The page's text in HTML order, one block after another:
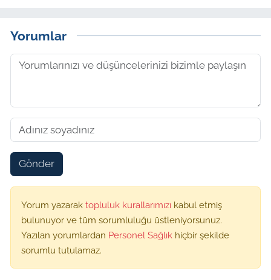
Yorumlar
Gönder
Yorum yazarak topluluk kurallarımızı kabul etmiş
bulunuyor ve tüm sorumluluğu üstleniyorsunuz.
Yazılan yorumlardan Personel Sağlık hiçbir şekilde
sorumlu tutulamaz.